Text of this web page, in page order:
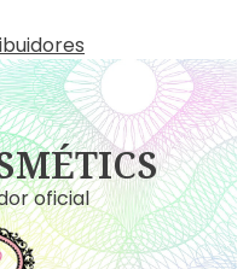
oficial